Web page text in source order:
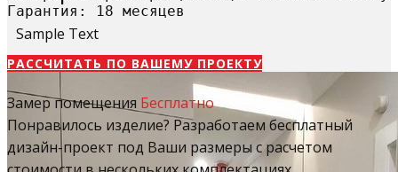
Sample Text
Гарантия: 18 месяцев
РАССЧИТАТЬ​ ПО ВАШЕМУ ПРОЕКТУ
Замер помещения Бесплатно
Понравилось изделие? Разработаем бесплатный
дизайн-проект под Ваши размеры с расчетом